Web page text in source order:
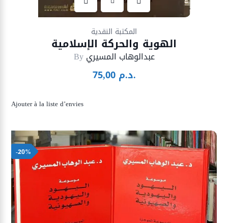
المكتبة النقدية
الهوية والحركة الإسلامية
Byعبدالوهاب المسيري
75,00 د.م.
Ajouter à la liste d’envies
-20%